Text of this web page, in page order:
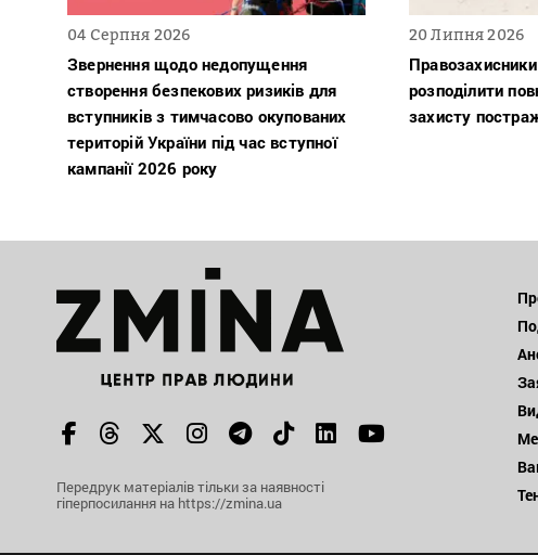
04 Серпня 2026
Звернення щодо недопущення
створення безпекових ризиків для
вступників з тимчасово окупованих
територій України під час вступної
кампанії 2026 року
20 Липня 2026
розподілити
захисту
Передрук матеріалів тільки за наявності
гіперпосилання на https://zmina.ua